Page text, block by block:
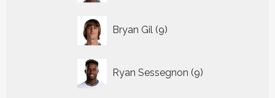
Bryan Gil 9
producten
Ryan Sessegnon 9
producten